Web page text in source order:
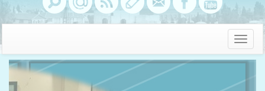
Toggle
navigation